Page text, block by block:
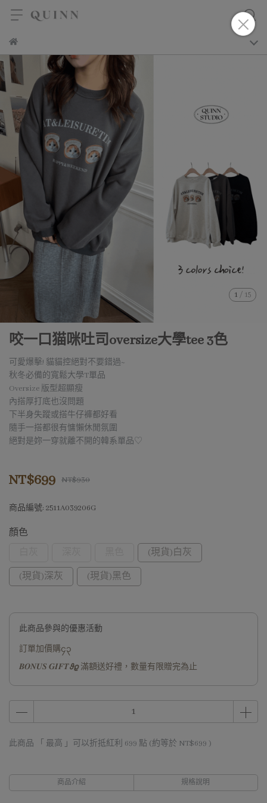
1 / 15
咬一口猫咪吐司oversize大學tee 3色
可愛爆擊! 貓貓控絕對不要錯過~
秋冬必備的寬鬆大學T單品
Oversize 版型超顯瘦
內搭厚打底也沒問題
下半身失蹤或搭牛仔褲都好看
隨手一搭都很有慵懶休閒氛圍
絕對是妳一穿就離不開的韓系單品♡
NT$699 NT$930
商品編號: 2511A039206G
顏色
(現貨)白灰
(現貨)深灰 (現貨)黑色
此商品參與的優惠活動
訂單加價購၄၃
𝑩𝑶𝑵𝑼𝑺 𝑮𝑰𝑭𝑻𝟅𝟈 滿額送好禮，數量有限贈完為止
此商品 「 最高 」可以折抵紅利 699 點 (約等於 NT$699 )
商品介紹 規格說明